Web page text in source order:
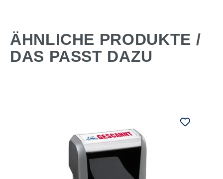
ÄHNLICHE PRODUKTE /
DAS PASST DAZU